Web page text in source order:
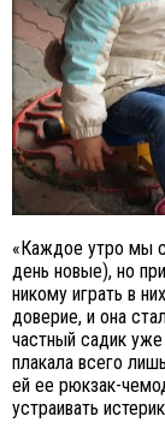
«Каждое утро мы
день новые), но
никому играть в
доверие, и она
частный садик
плакала всего
ей ее рюкзак-
устраивать